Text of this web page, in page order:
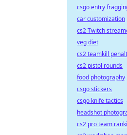
csgo entry
car customization
cs2 Twitch
veg diet
cs2 teamkill
cs2 pistol rounds
food photography
csgo stickers
csgo knife tactics
headshot
cs2 pro team